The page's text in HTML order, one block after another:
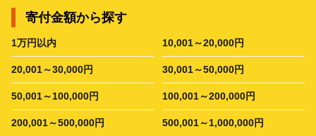
寄付金額から探す
1万円以内 10,001～20,000円
20,001～30,000円 30,001～50,000円
50,001～100,000円 100,001～200,000円
200,001～500,000円 500,001～1,000,000円